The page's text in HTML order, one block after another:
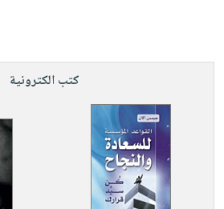
كتب الكترونية